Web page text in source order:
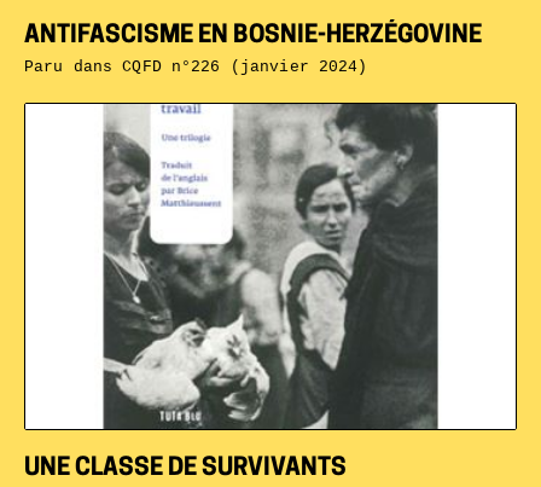
UNE CLASSE DE SURVIVANTS
ANTIFASCISME EN BOSNIE-HERZÉGOVINE
Paru dansCQFD n°226 (janvier 2024)